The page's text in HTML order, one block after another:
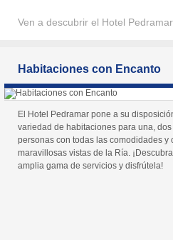
Ven a descubrir el Hotel
Habitaciones con Encanto
El Hotel Pedramar pone a su
variedad de habitaciones para una, dos
personas con todas las comodidades y
maravillosas vistas de la Ría.
amplia gama de servicios y disfrútela!